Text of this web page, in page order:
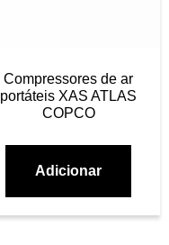
Compressores de ar
portáteis XAS ATLAS
COPCO
Adicionar